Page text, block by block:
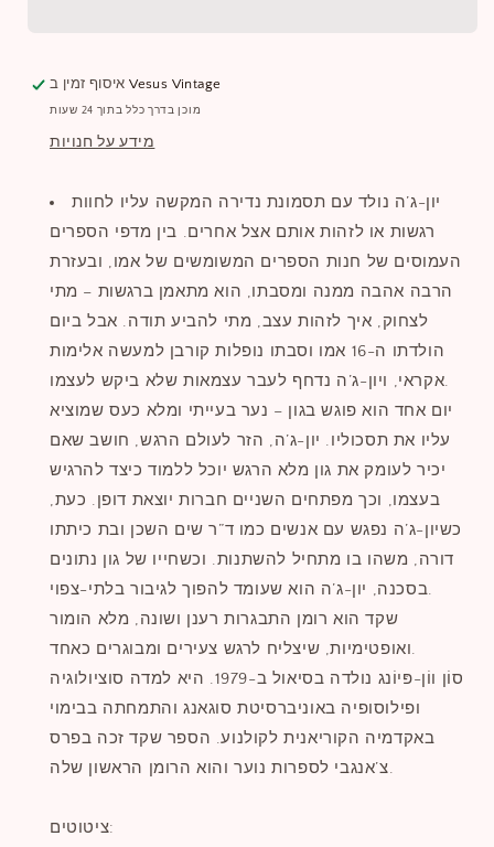
איסוף זמין בVesus Vintage
מוכן בדרך כלל בתוך 24 שעות
מידע על חנויות
יון-ג’ה נולד עם תסמונת נדירה המקשה עליו לחוות
רגשות או לזהות אותם אצל אחרים. בין מדפי הספרים
העמוסים של חנות הספרים המשומשים של אמו, ובעזרת
הרבה אהבה ממנה ומסבתו, הוא מתאמן ברגשות – מתי
לצחוק, איך לזהות עצב, מתי להביע תודה. אבל ביום
הולדתו ה-16 אמו וסבתו נופלות קורבן למעשה אלימות
אקראי, ויון-ג’ה נדחף לעבר עצמאות שלא ביקש לעצמו.
יום אחד הוא פוגש בגון – נער בעייתי ומלא כעס שמוציא
עליו את תסכוליו. יון-ג’ה, הזר לעולם הרגש, חושב שאם
יכיר לעומק את גון מלא הרגש יוכל ללמוד כיצד להרגיש
בעצמו, וכך מפתחים השניים חברות יוצאת דופן. כעת,
כשיון-ג’ה נפגש עם אנשים כמו ד”ר שים השכן ובת כיתתו
דורה, משהו בו מתחיל להשתנות. וכשחייו של גון נתונים
בסכנה, יון-ג’ה הוא שעומד להפוך לגיבור בלתי-צפוי.
שקד הוא רומן התבגרות רענן ושונה, מלא הומור
ואופטימיות, שיצליח לרגש צעירים ומבוגרים כאחד.
סוֹן ווֹן-פּיוֹנג נולדה בסיאול ב-1979. היא למדה סוציולוגיה
ופילוסופיה באוניברסיטת סוגאנג והתמחתה בבימוי
באקדמיה הקוריאנית לקולנוע. הספר שקד זכה בפרס
צ’אנגבי לספרות נוער והוא הרומן הראשון שלה.
ציטוטים: